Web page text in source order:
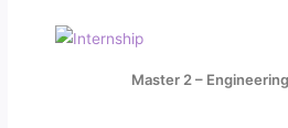
Master 2 –